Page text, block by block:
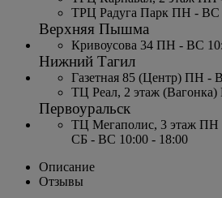
ТРЦ Радуга Парк ПН - ВС
Верхняя Пышма
Кривоусова 34 ПН - ВС
Нижний Тагил
Газетная 85 (Центр) ПН -
ТЦ Реал, 2 этаж
Первоуральск
ТЦ Мегаполис, 3 этаж ПН
СБ - ВС 10:00 - 18:00
Описание
Отзывы